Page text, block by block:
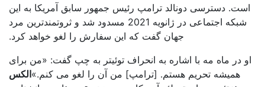
دسترسی دونالد ترامپ رئیس جمهور سابق آمریکا به این
شبکه اجتماعی در ژانویه 2021 مسدود شد و ثروتمندترین مرد
جهان گفت که این سفارش را لغو خواهد کرد.
در ماه مه با اشاره به انحراف توئیتر به چپ گفت: «من برای
همیشه تحریم هستم. [ترامپ] من آن را لغو می کنم.»الکس